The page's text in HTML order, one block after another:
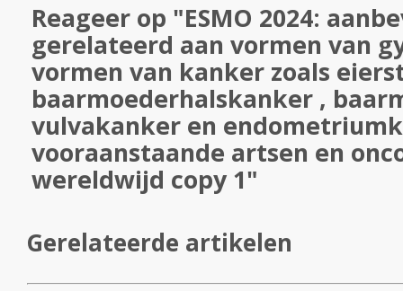
Reageer op "ESMO 2024:
gerelateerd aan vormen van
vormen van kanker zoals
baarmoederhalskanker ,
vulvakanker en
vooraanstaande artsen en
wereldwijd copy 1"
Gerelateerde artikelen